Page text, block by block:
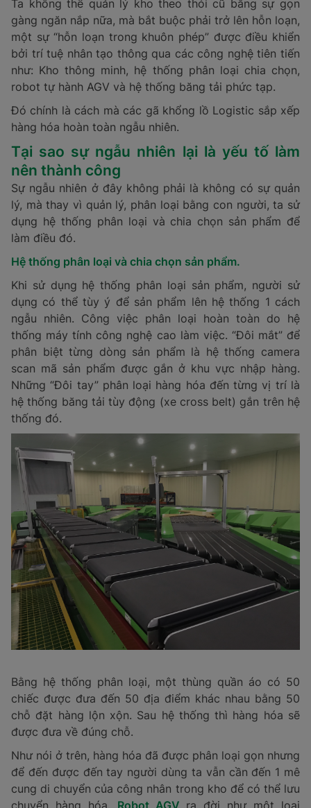
Ta không thể quản lý kho theo thói cũ bằng sự gọn
gàng ngăn nắp nữa, mà bắt buộc phải trở lên hỗn loạn,
một sự “hỗn loạn trong khuôn phép” được điều khiển
bởi trí tuệ nhân tạo thông qua các công nghệ tiên tiến
như: Kho thông minh, hệ thống phân loại chia chọn,
robot tự hành AGV và hệ thống băng tải phức tạp.
Đó chính là cách mà các gã khổng lồ Logistic sắp xếp
hàng hóa hoàn toàn ngẫu nhiên.
Tại sao sự ngẫu nhiên lại là yếu tố làm
nên thành công
Sự ngẫu nhiên ở đây không phải là không có sự quản
lý, mà thay vì quản lý, phân loại bằng con người, ta sử
dụng hệ thống phân loại và chia chọn sản phẩm để
làm điều đó.
Hệ thống phân loại và chia chọn sản phẩm.
Khi sử dụng hệ thống phân loại sản phẩm, người sử
dụng có thể tùy ý để sản phẩm lên hệ thống 1 cách
ngẫu nhiên. Công việc phân loại hoàn toàn do hệ
thống máy tính công nghệ cao làm việc. “Đôi mắt” để
phân biệt từng dòng sản phẩm là hệ thống camera
scan mã sản phẩm được gắn ở khu vực nhập hàng.
Những “Đôi tay” phân loại hàng hóa đến từng vị trí là
hệ thống băng tải tùy động (xe cross belt) gắn trên hệ
thống đó.
Bằng hệ thống phân loại, một thùng quần áo có 50
chiếc được đưa đến 50 địa điểm khác nhau bằng 50
chỗ đặt hàng lộn xộn. Sau hệ thống thì hàng hóa sẽ
được đưa về đúng chỗ.
Như nói ở trên, hàng hóa đã được phân loại gọn nhưng
để đến được đến tay người dùng ta vẫn cần đến 1 mê
cung di chuyển của công nhân trong kho để có thể lưu
chuyển hàng hóa. Robot AGV ra đời như một loại